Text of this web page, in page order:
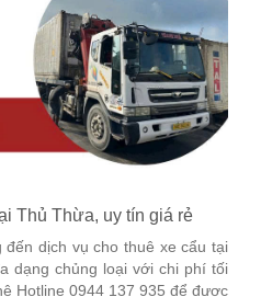
Thủ Thừa, uy tín giá rẻ
đến dịch vụ cho thuê xe cẩu tại
dạng chủng loại với chi phí tối
Hotline 0944 137 935 để được